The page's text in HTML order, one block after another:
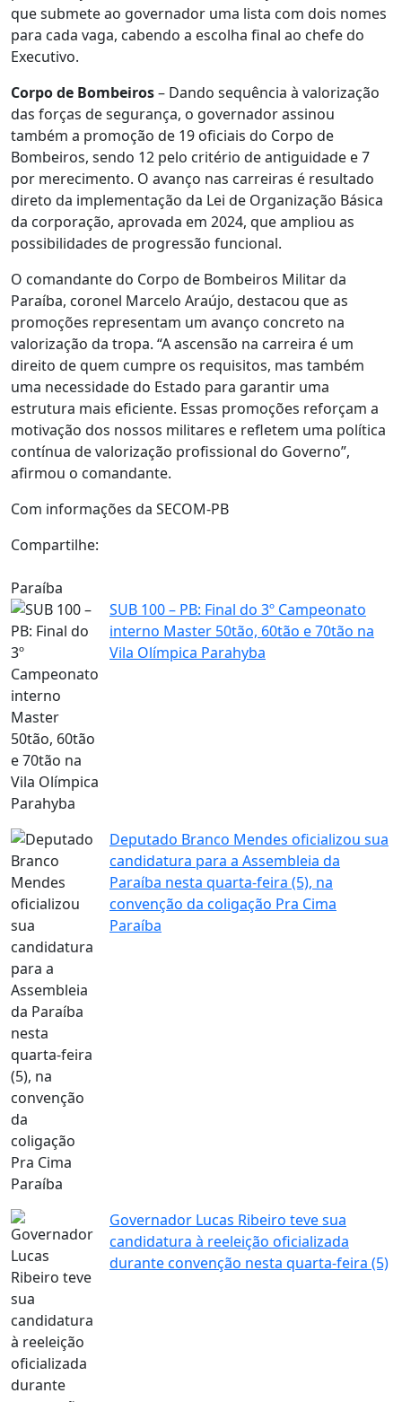
que submete ao governador uma lista com dois nomes
para cada vaga, cabendo a escolha final ao chefe do
Executivo.
Corpo de Bombeiros– Dando sequência à valorização
das forças de segurança, o governador assinou
também a promoção de 19 oficiais do Corpo de
Bombeiros, sendo 12 pelo critério de antiguidade e 7
por merecimento. O avanço nas carreiras é resultado
direto da implementação da Lei de Organização Básica
da corporação, aprovada em 2024, que ampliou as
possibilidades de progressão funcional.
O comandante do Corpo de Bombeiros Militar da
Paraíba, coronel Marcelo Araújo, destacou que as
promoções representam um avanço concreto na
valorização da tropa. “A ascensão na carreira é um
direito de quem cumpre os requisitos, mas também
uma necessidade do Estado para garantir uma
estrutura mais eficiente. Essas promoções reforçam a
motivação dos nossos militares e refletem uma política
contínua de valorização profissional do Governo”,
afirmou o comandante.
Com informações da SECOM-PB
Compartilhe:
Paraíba
SUB 100 – PB: Final do 3º Campeonato
interno Master 50tão, 60tão e 70tão na
Vila Olímpica Parahyba
Deputado Branco Mendes oficializou sua
candidatura para a Assembleia da
Paraíba nesta quarta-feira (5), na
convenção da coligação Pra Cima
Paraíba
Governador Lucas Ribeiro teve sua
candidatura à reeleição oficializada
durante convenção nesta quarta-feira (5)